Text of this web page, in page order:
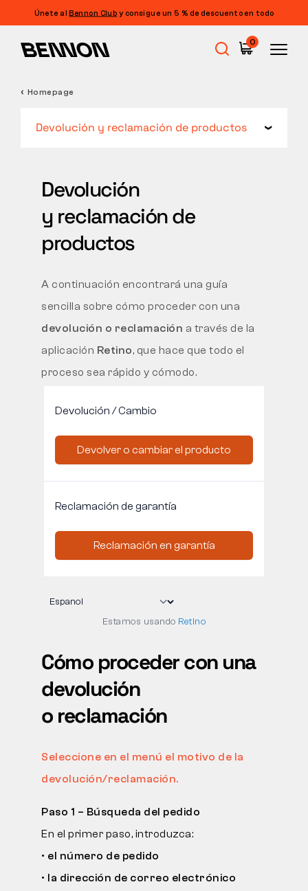
Únete alBennon Club y consigue un 5 % de descuento en todo
0
Rebajas
Barefoot
Outdoor
Calzado informal
TODO SOBRE LA COMPRA
LABORATORIO BENNON
CONTACTO
Homepage
Devolución y reclamación de productos
Devolución
y reclamación de
productos
A continuación encontrará una guía
sencilla sobre cómo proceder con una
devolución o reclamación a través de la
aplicación Retino, que hace que todo el
proceso sea rápido y cómodo.
Estamos usando Retino
Cómo proceder con una
devolución
o reclamación
Seleccione en el menú el motivo de la
devolución/reclamación.
Paso 1 – Búsqueda del pedido
En el primer paso, introduzca:
• el número de pedido
• la dirección de correo electrónico